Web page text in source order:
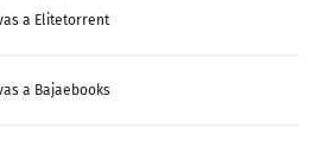
a Elitetorrent
a Bajaebooks